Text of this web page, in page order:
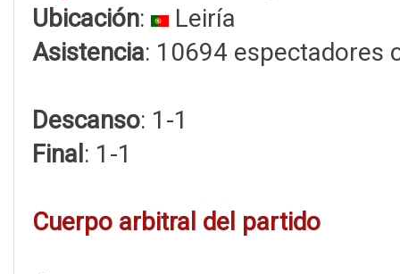
Ubicación:
Leiría
Asistencia: 10694 espectadores
Descanso: 1-1
Final : 1-1
Cuerpo arbitral del partido